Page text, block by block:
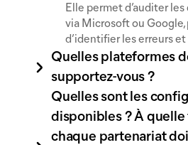
Elle permet d’auditer
via Microsoft ou
d’identifier les erreurs et
Quelles plateformes
supportez-vous ?
Quelles sont les
disponibles ? À
chaque partenariat